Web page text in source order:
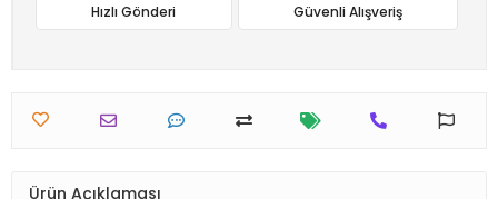
Hızlı Gönderi Güvenli Alışveriş
Ürün Açıklaması